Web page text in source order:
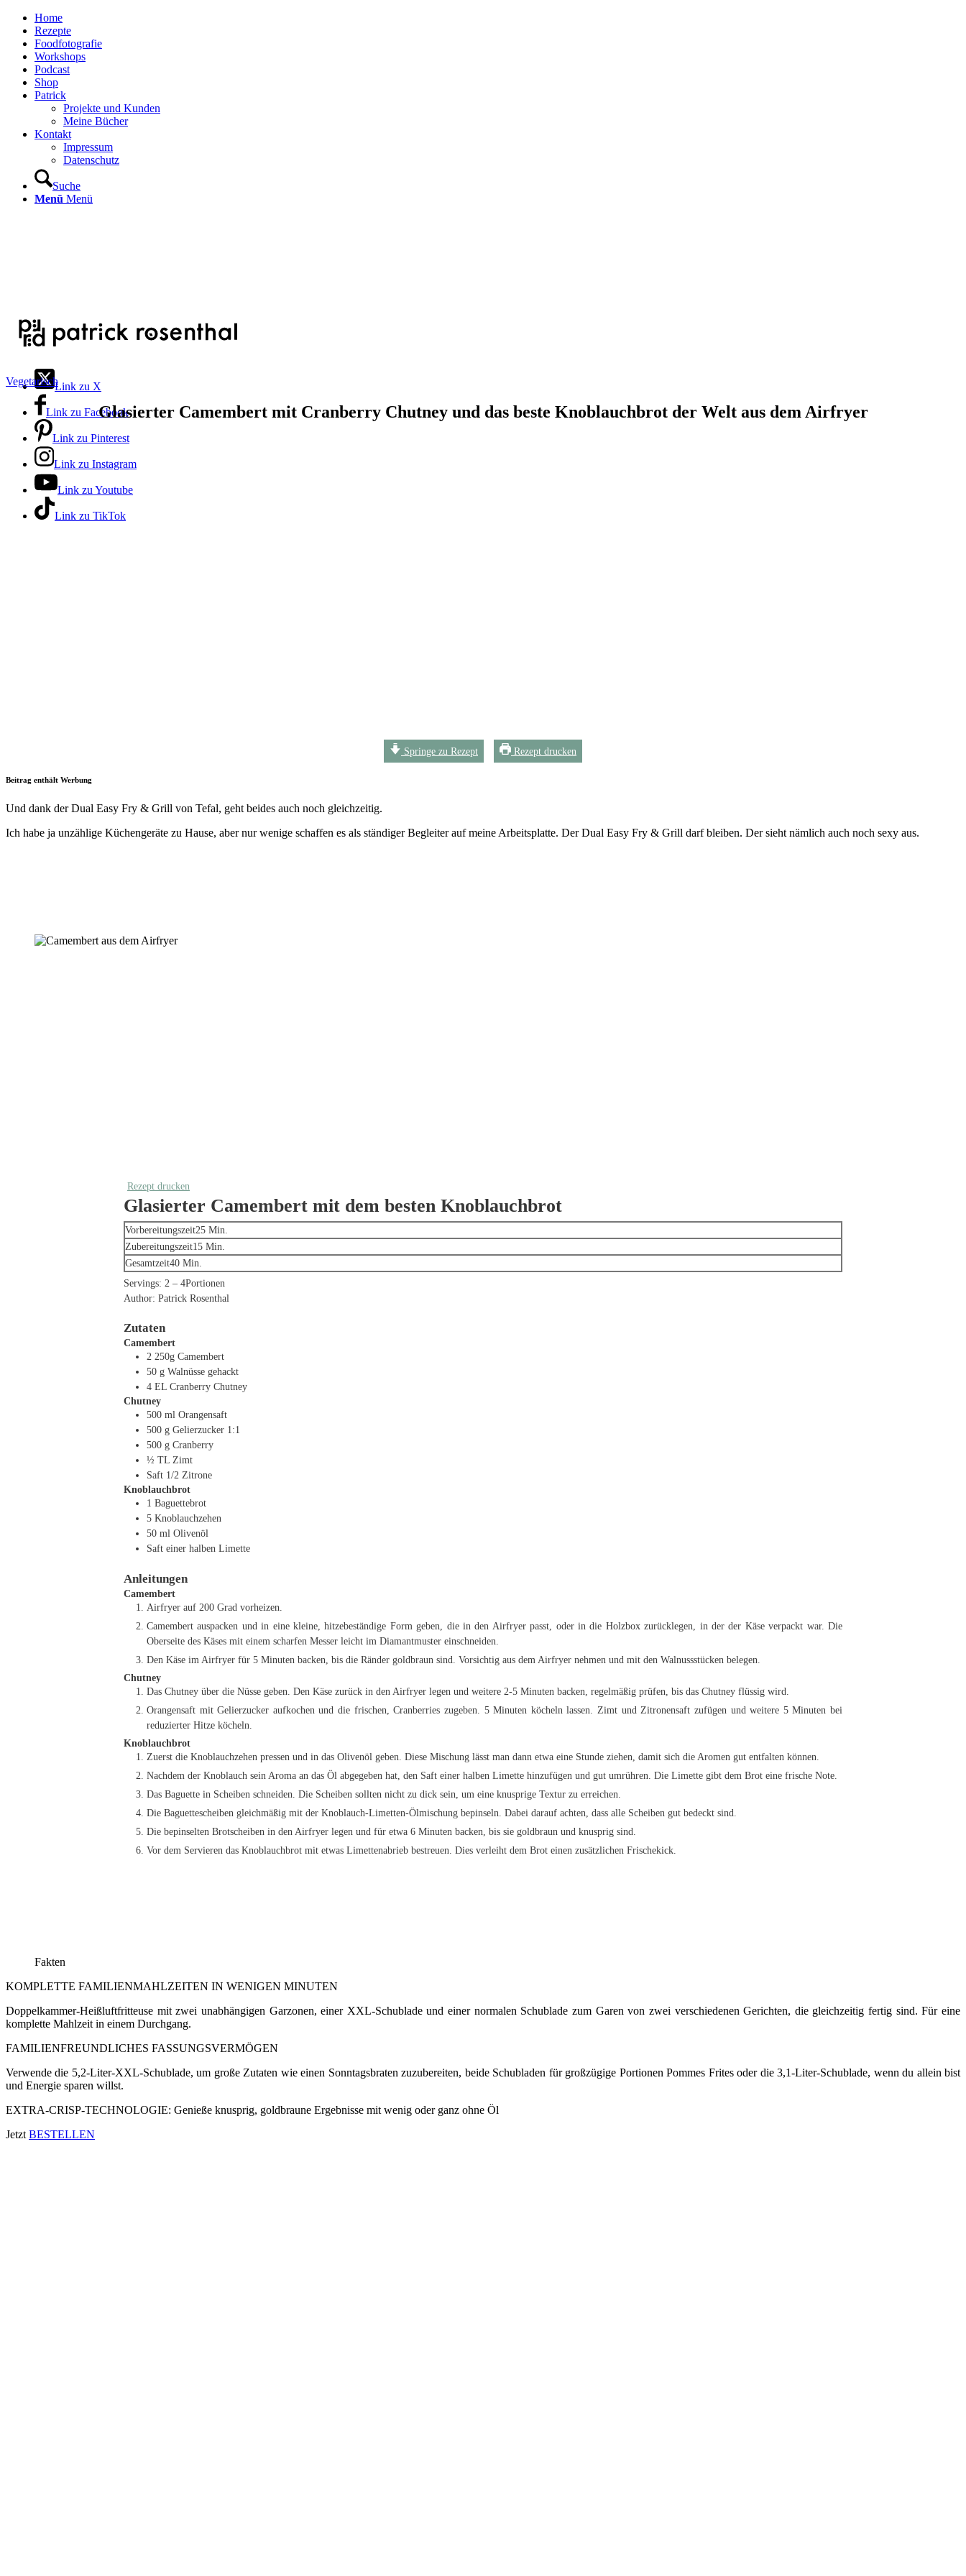
Home
Rezepte
Foodfotografie
Workshops
Podcast
Shop
Patrick
Projekte und Kunden
Meine Bücher
Kontakt
Impressum
Datenschutz
Suche
Menü Menü
Link zu X
Link zu Facebook
Link zu Pinterest
Link zu Instagram
Link zu Youtube
Link zu TikTok
Vegetarisch
Glasierter Camembert mit Cranberry Chutney und das beste Knoblauchbrot der Welt aus dem Airfryer
Springe zu Rezept Rezept drucken
Beitrag enthält Werbung
Und dank der Dual Easy Fry & Grill von Tefal, geht beides auch noch gleichzeitig.
Ich habe ja unzählige Küchengeräte zu Hause, aber nur wenige schaffen es als ständiger Begleiter auf meine Arbeitsplatte. Der Dual Easy Fry & Grill darf bleiben. Der sieht nämlich auch noch sexy aus.
Rezept drucken
Glasierter Camembert mit dem besten Knoblauchbrot
Vorbereitungszeit25Minuten
Min.
Zubereitungszeit15Minuten
Min.
Gesamtzeit40Minuten
Min.
Servings: 2 – 4Portionen
Author: Patrick Rosenthal
Zutaten
Camembert
2 250g Camembert
50 g Walnüsse gehackt
4 EL Cranberry Chutney
Chutney
500 ml Orangensaft
500 g Gelierzucker 1:1
500 g Cranberry
½ TL Zimt
Saft 1/2 Zitrone
Knoblauchbrot
1 Baguettebrot
5 Knoblauchzehen
50 ml Olivenöl
Saft einer halben Limette
Anleitungen
Camembert
Airfryer auf 200 Grad vorheizen.
Camembert auspacken und in eine kleine, hitzebeständige Form geben, die in den Airfryer passt, oder in die Holzbox zurücklegen, in der der Käse verpackt war. Die
Oberseite des Käses mit einem scharfen Messer leicht im Diamantmuster einschneiden.
Den Käse im Airfryer für 5 Minuten backen, bis die Ränder goldbraun sind. Vorsichtig aus dem Airfryer nehmen und mit den Walnussstücken belegen.
Chutney
Das Chutney über die Nüsse geben. Den Käse zurück in den Airfryer legen und weitere 2-5 Minuten backen, regelmäßig prüfen, bis das Chutney flüssig wird.
Orangensaft mit Gelierzucker aufkochen und die frischen, Cranberries zugeben. 5 Minuten köcheln lassen. Zimt und Zitronensaft zufügen und weitere 5 Minuten bei
reduzierter Hitze köcheln.
Knoblauchbrot
Zuerst die Knoblauchzehen pressen und in das Olivenöl geben. Diese Mischung lässt man dann etwa eine Stunde ziehen, damit sich die Aromen gut entfalten können.
Nachdem der Knoblauch sein Aroma an das Öl abgegeben hat, den Saft einer halben Limette hinzufügen und gut umrühren. Die Limette gibt dem Brot eine frische Note.
Das Baguette in Scheiben schneiden. Die Scheiben sollten nicht zu dick sein, um eine knusprige Textur zu erreichen.
Die Baguettescheiben gleichmäßig mit der Knoblauch-Limetten-Ölmischung bepinseln. Dabei darauf achten, dass alle Scheiben gut bedeckt sind.
Die bepinselten Brotscheiben in den Airfryer legen und für etwa 6 Minuten backen, bis sie goldbraun und knusprig sind.
Vor dem Servieren das Knoblauchbrot mit etwas Limettenabrieb bestreuen. Dies verleiht dem Brot einen zusätzlichen Frischekick.
Fakten
KOMPLETTE FAMILIENMAHLZEITEN IN WENIGEN MINUTEN
Doppelkammer-Heißluftfritteuse mit zwei unabhängigen Garzonen, einer XXL-Schublade und einer normalen Schublade zum Garen von zwei verschiedenen Gerichten, die gleichzeitig fertig sind. Für eine
komplette Mahlzeit in einem Durchgang.
FAMILIENFREUNDLICHES FASSUNGSVERMÖGEN
Verwende die 5,2-Liter-XXL-Schublade, um große Zutaten wie einen Sonntagsbraten zuzubereiten, beide Schubladen für großzügige Portionen Pommes Frites oder die 3,1-Liter-Schublade, wenn du allein bist
und Energie sparen willst.
EXTRA-CRISP-TECHNOLOGIE: Genieße knusprig, goldbraune Ergebnisse mit wenig oder ganz ohne Öl
Jetzt BESTELLEN